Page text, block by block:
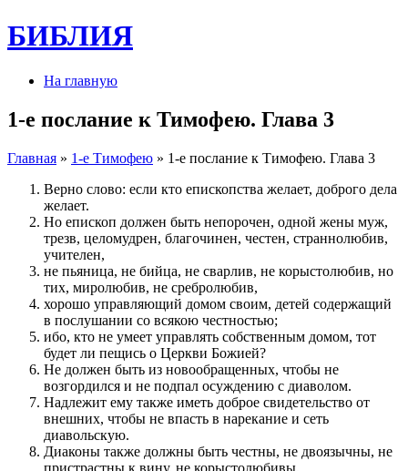
БИБЛИЯ
На главную
1-е послание к Тимофею. Глава 3
Главная » 1-e Тимофею » 1-е послание к Тимофею. Глава 3
Верно слово: если кто епископства желает, доброго дела
желает.
Но епископ должен быть непорочен, одной жены муж,
трезв, целомудрен, благочинен, честен, страннолюбив,
учителен,
не пьяница, не бийца, не сварлив, не корыстолюбив, но
тих, миролюбив, не сребролюбив,
хорошо управляющий домом своим, детей содержащий
в послушании со всякою честностью;
ибо, кто не умеет управлять собственным домом, тот
будет ли пещись о Церкви Божией?
Не должен быть из новообращенных, чтобы не
возгордился и не подпал осуждению с диаволом.
Надлежит ему также иметь доброе свидетельство от
внешних, чтобы не впасть в нарекание и сеть
диавольскую.
Диаконы также должны быть честны, не двоязычны, не
пристрастны к вину, не корыстолюбивы,